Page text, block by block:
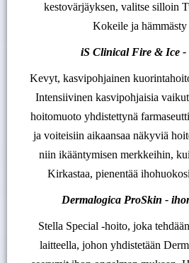
kestovärjäyksen, valitse silloin
Kokeile ja hämmästy
iS Clinical Fire & Ice -
Kevyt, kasvipohjainen
Intensiivinen kasvipohjaisia
hoitomuoto yhdistettynä
ja voiteisiin aikaansaa näkyviä
niin ikääntymisen merkkeihin,
Kirkastaa, pienentää
Dermalogica ProSkin -
Stella Special -hoito, joka
laitteella, johon yhdistetään